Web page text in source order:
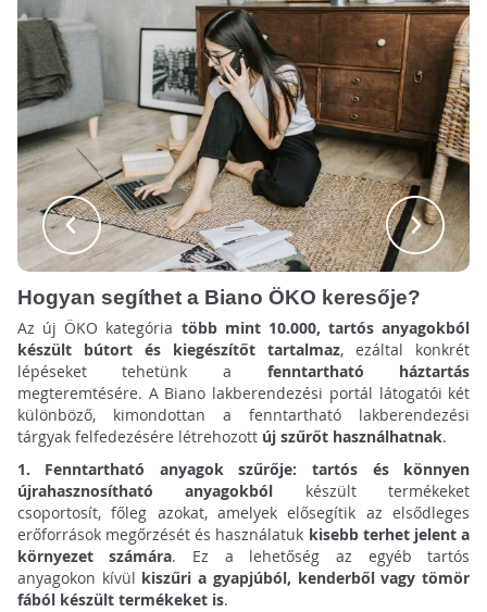
Hogyan segíthet a Biano ÖKO keresője?
Az új ÖKO kategória több mint 10.000, tartós anyagokból
készült bútort és kiegészítőt tartalmaz, ezáltal konkrét
lépéseket tehetünk a fenntartható háztartás
megteremtésére. A Biano lakberendezési portál látogatói két
különböző, kimondottan a fenntartható lakberendezési
tárgyak felfedezésére létrehozott új szűrőt használhatnak.
1. Fenntartható anyagok szűrője:
tartós és könnyen
újrahasznosítható anyagokból
készült termékeket
csoportosít, főleg azokat, amelyek elősegítik az elsődleges
erőforrások megőrzését és használatuk kisebb terhet jelent a
környezet számára. Ez a lehetőség az egyéb tartós
anyagokon kívül kiszűri a gyapjúból, kenderből vagy tömör
fából készült termékeket is.